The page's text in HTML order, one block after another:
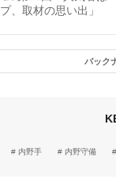
、取材の思い出」
バック
内野手 内野守備